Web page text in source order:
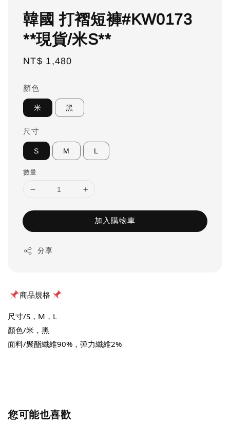
韓國 打褶短褲#KW0173
**現貨/米S**
Regular
NT$ 1,480
顏色
米 黑
尺寸
S M L
數量
加入購物車
分享
商品規格
尺寸/S，M，L
顏色/米，黑
面料/聚酯纖維90%，彈力纖維2%
您可能也喜歡